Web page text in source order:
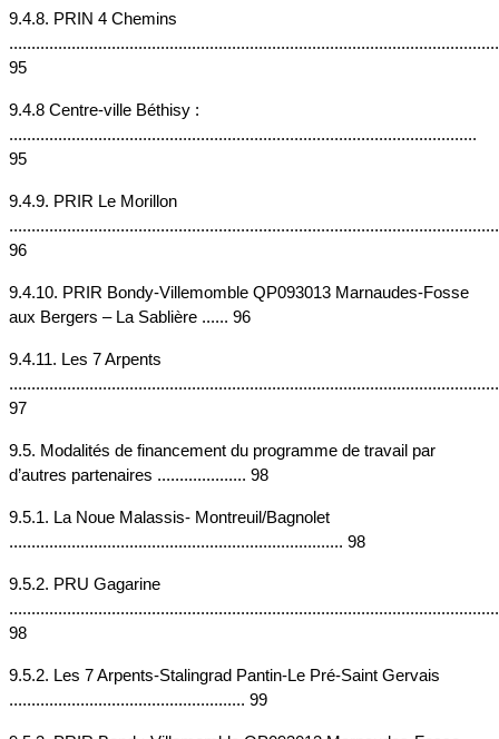
9.4.8. PRIN 4 Chemins
95
9.4.8 Centre-ville Béthisy :
.........................................................................................................
95
9.4.9. PRIR Le Morillon
..............................................................................................................
96
9.4.10. PRIR Bondy-Villemomble QP093013 Marnaudes-Fosse
aux Bergers – La Sablière ...... 96
9.4.11. Les 7 Arpents
97
9.5. Modalités de financement du programme de travail par
d’autres partenaires .................... 98
9.5.1. La Noue Malassis- Montreuil/Bagnolet
........................................................................... 98
9.5.2. PRU Gagarine
98
9.5.2. Les 7 Arpents-Stalingrad Pantin-Le Pré-Saint Gervais
..................................................... 99